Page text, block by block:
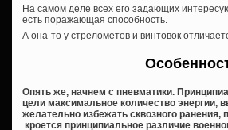
На самом деле всех его задающих
есть поражающая способность.
А она-то у стрелометов и винтовок
Опять же, начнем с пневматики.
цели максимальное количество энергии,
желательно избежать сквозного ранения,
кроется принципиальное различие